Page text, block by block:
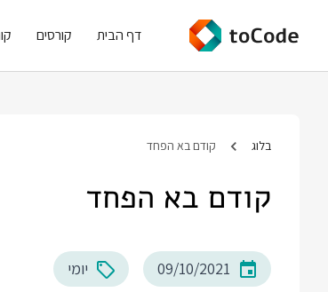
דף הבית קורסים
בלוג קודם בא הפחד
קודם בא הפחד
09/10/2021 יומי